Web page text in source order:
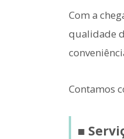
Com a
qualidade
Contamos
■